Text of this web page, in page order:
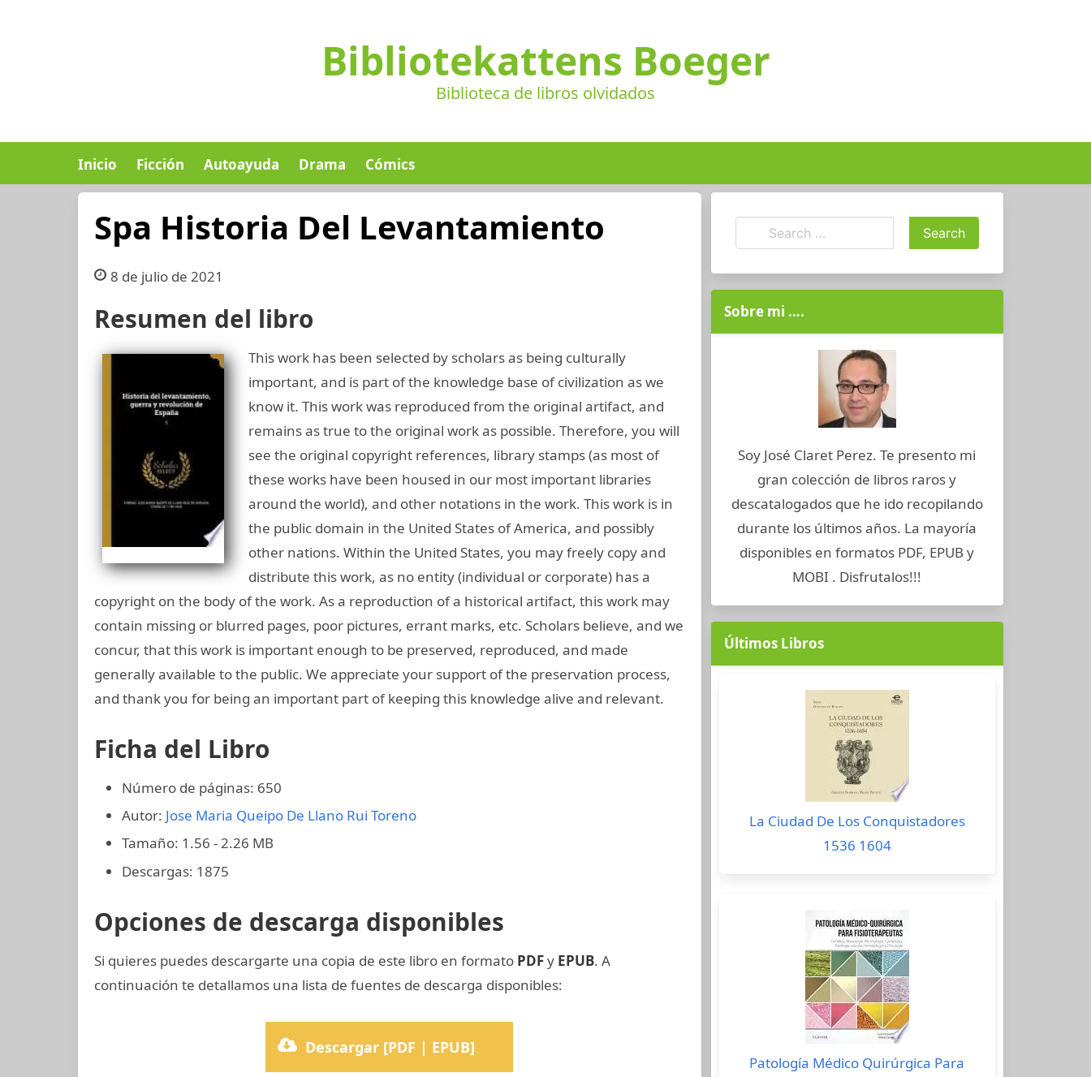
Bibliotekattens Boeger
Biblioteca de libros olvidados
Inicio Ficción Autoayuda Drama Cómics
Spa Historia Del Levantamiento
8 de julio de 2021
Resumen del libro
This work has been selected by scholars as being culturally
important, and is part of the knowledge base of civilization as we
know it. This work was reproduced from the original artifact, and
remains as true to the original work as possible. Therefore, you will
see the original copyright references, library stamps (as most of
these works have been housed in our most important libraries
around the world), and other notations in the work. This work is in
the public domain in the United States of America, and possibly
other nations. Within the United States, you may freely copy and
distribute this work, as no entity (individual or corporate) has a
copyright on the body of the work. As a reproduction of a historical artifact, this work may
contain missing or blurred pages, poor pictures, errant marks, etc. Scholars believe, and we
concur, that this work is important enough to be preserved, reproduced, and made
generally available to the public. We appreciate your support of the preservation process,
and thank you for being an important part of keeping this knowledge alive and relevant.
Ficha del Libro
Número de páginas: 650
Autor: Jose Maria Queipo De Llano Rui Toreno
Tamaño: 1.56 - 2.26 MB
Descargas: 1875
Opciones de descarga disponibles
Si quieres puedes descargarte una copia de este libro en formato PDFy EPUB. A
continuación te detallamos una lista de fuentes de descarga disponibles:
Descargar [PDF | EPUB]
Sobre mi ….
Soy José Claret Perez. Te presento mi
gran colección de libros raros y
descatalogados que he ido recopilando
durante los últimos años. La mayoría
disponibles en formatos PDF, EPUB y
MOBI . Disfrutalos!!!
Últimos Libros
La Ciudad De Los Conquistadores
1536 1604
Patología Médico Quirúrgica Para